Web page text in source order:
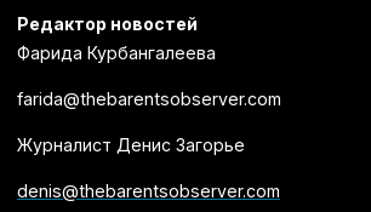
Редактор новостей
Фарида Курбангалеева
farida@thebarentsobserver.com
Журналист Денис Загорье
denis@thebarentsobserver.com